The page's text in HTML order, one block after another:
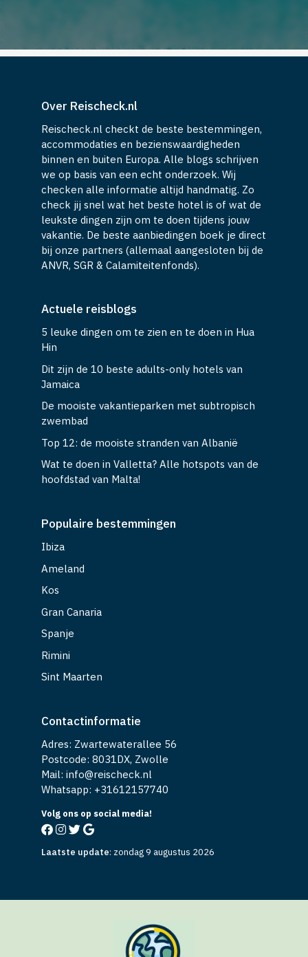
Over Reischeck.nl
Reischeck.nl checkt de beste bestemmingen,
accommodaties en bezienswaardigheden
binnen en buiten Europa. Alle blogs schrijven
we op basis van een echt onderzoek. Wij
checken alle informatie altijd handmatig. Zo
check jij snel wat het beste hotel is of wat de
leukste dingen zijn om te doen tijdens jouw
vakantie. De beste aanbiedingen boek je direct
bij onze partners (allemaal aangesloten bij de
ANVR, SGR & Calamiteitenfonds).
Actuele reisblogs
5 leuke dingen om te zien en te doen in Hua
Hin
Dit zijn de 10 beste adults-only hotels van
Jamaica
De mooiste vakantieparken met subtropisch
zwembad
Top 12: de mooiste stranden van Albanië
Wat te doen in Valletta? Alle hotspots van de
hoofdstad van Malta!
Populaire bestemmingen
Ibiza
Ameland
Kos
Gran Canaria
Spanje
Rimini
Sint Maarten
Contactinformatie
Adres: Zwartewaterallee 56
Postcode: 8031DX, Zwolle
Mail: info@reischeck.nl
Whatsapp: +31612157740
Volg ons op social media!
Laatste update: zondag 9 augustus 2026